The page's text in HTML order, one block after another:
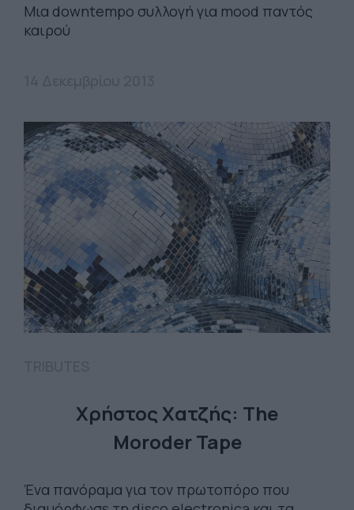
Μια downtempo συλλογή για mood παντός
καιρού
Χρήστος Χατζής: The
Moroder Tape
Ένα πανόραμα για τον πρωτοπόρο που